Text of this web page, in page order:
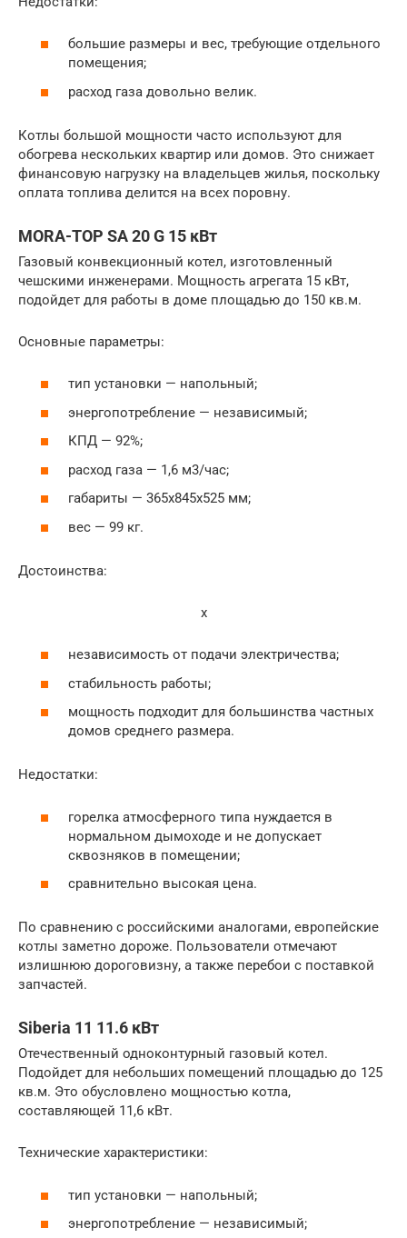
большие размеры и вес, требующие отдельного
помещения;
расход газа довольно велик.
Котлы большой мощности часто используют для
обогрева нескольких квартир или домов. Это снижает
финансовую нагрузку на владельцев жилья, поскольку
оплата топлива делится на всех поровну.
MORA-TOP SA 20 G 15 кВт
Газовый конвекционный котел, изготовленный
чешскими инженерами. Мощность агрегата 15 кВт,
подойдет для работы в доме площадью до 150 кв.м.
Основные параметры:
тип установки — напольный;
энергопотребление — независимый;
КПД — 92%;
расход газа — 1,6 м3/час;
габариты — 365x845x525 мм;
вес — 99 кг.
Достоинства:
x
независимость от подачи электричества;
стабильность работы;
мощность подходит для большинства частных
домов среднего размера.
Недостатки:
горелка атмосферного типа нуждается в
нормальном дымоходе и не допускает
сквозняков в помещении;
сравнительно высокая цена.
По сравнению с российскими аналогами, европейские
котлы заметно дороже. Пользователи отмечают
излишнюю дороговизну, а также перебои с поставкой
запчастей.
Siberia 11 11.6 кВт
Отечественный одноконтурный газовый котел.
Подойдет для небольших помещений площадью до 125
кв.м. Это обусловлено мощностью котла,
составляющей 11,6 кВт.
Технические характеристики:
тип установки — напольный;
энергопотребление — независимый;